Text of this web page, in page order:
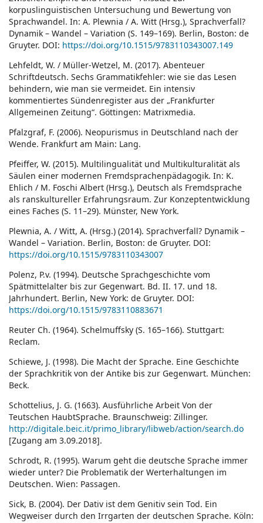
korpuslinguistischen Untersuchung und Bewertung von
Sprachwandel. In: A. Plewnia / A. Witt (Hrsg.), Sprachverfall?
Dynamik – Wandel – Variation (S. 149–169). Berlin, Boston: de
Gruyter. DOI: https://doi.org/10.1515/9783110343007.149
Lehfeldt, W. / Müller-Wetzel, M. (2017). Abenteuer
Schriftdeutsch. Sechs Grammatikfehler: wie sie das Lesen
behindern, wie man sie vermeidet. Ein intensiv
kommentiertes Sündenregister aus der „Frankfurter
Allgemeinen Zeitung“. Göttingen: Matrixmedia.
Pfalzgraf, F. (2006). Neopurismus in Deutschland nach der
Wende. Frankfurt am Main: Lang.
Pfeiffer, W. (2015). Multilingualität und Multikulturalität als
Säulen einer modernen Fremdsprachenpädagogik. In: K.
Ehlich / M. Foschi Albert (Hrsg.), Deutsch als Fremdsprache
als ranskultureller Erfahrungsraum. Zur Konzeptentwicklung
eines Faches (S. 11–29). Münster, New York.
Plewnia, A. / Witt, A. (Hrsg.) (2014). Sprachverfall? Dynamik –
Wandel – Variation. Berlin, Boston: de Gruyter. DOI:
https://doi.org/10.1515/9783110343007
Polenz, P.v. (1994). Deutsche Sprachgeschichte vom
Spätmittelalter bis zur Gegenwart. Bd. II. 17. und 18.
Jahrhundert. Berlin, New York: de Gruyter. DOI:
https://doi.org/10.1515/9783110883671
Reuter Ch. (1964). Schelmuffsky (S. 165–166). Stuttgart:
Reclam.
Schiewe, J. (1998). Die Macht der Sprache. Eine Geschichte
der Sprachkritik von der Antike bis zur Gegenwart. München:
Beck.
Schottelius, J. G. (1663). Ausführliche Arbeit Von der
Teutschen HaubtSprache. Braunschweig: Zillinger.
http://digitale.beic.it/primo_library/libweb/action/search.do
[Zugang am 3.09.2018].
Schrodt, R. (1995). Warum geht die deutsche Sprache immer
wieder unter? Die Problematik der Werterhaltungen im
Deutschen. Wien: Passagen.
Sick, B. (2004). Der Dativ ist dem Genitiv sein Tod. Ein
Wegweiser durch den Irrgarten der deutschen Sprache. Köln: